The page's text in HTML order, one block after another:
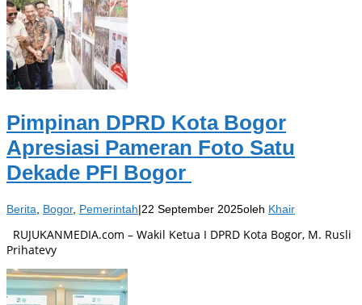
Pimpinan DPRD Kota Bogor
Apresiasi Pameran Foto Satu
Dekade PFI Bogor
Berita, Bogor, Pemerintah|22 September 2025oleh Khair
RUJUKANMEDIA.com – Wakil Ketua I DPRD Kota Bogor, M. Rusli
Prihatevy